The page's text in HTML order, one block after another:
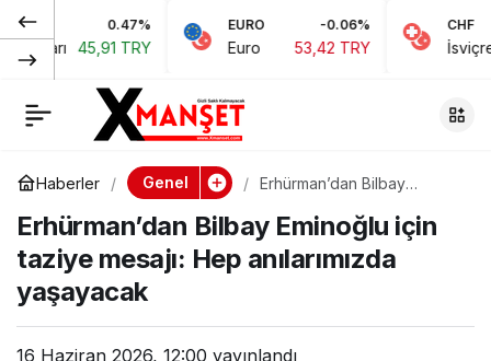
45,91 TRY
EURO -0.06%
Euro 53,42 TRY
CHF
İsviçre Frangı
Haberler Genel
Erhürman’dan Bilbay
Hep anılarımızda yaşayacak
Erhürman’dan Bilbay Eminoğlu için
taziye mesajı: Hep anılarımızda
yaşayacak
16 Haziran 2026, 12:00 yayınlandı
Aral Moral: Ekim
sonrası yapılacak
kaybettirir
Paylaş